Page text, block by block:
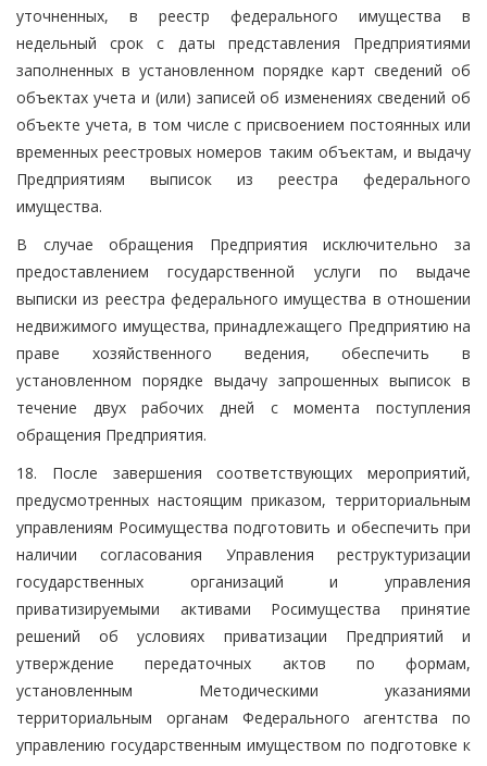
уточненных, в реестр федерального имущества в
недельный срок с даты представления Предприятиями
заполненных в установленном порядке карт сведений об
объектах учета и (или) записей об изменениях сведений об
объекте учета, в том числе с присвоением постоянных или
временных реестровых номеров таким объектам, и выдачу
Предприятиям выписок из реестра федерального
имущества.
В случае обращения Предприятия исключительно за
предоставлением государственной услуги по выдаче
выписки из реестра федерального имущества в отношении
недвижимого имущества, принадлежащего Предприятию на
праве хозяйственного ведения, обеспечить в
установленном порядке выдачу запрошенных выписок в
течение двух рабочих дней с момента поступления
обращения Предприятия.
18. После завершения соответствующих мероприятий,
предусмотренных настоящим приказом, территориальным
управлениям Росимущества подготовить и обеспечить при
наличии согласования Управления реструктуризации
государственных организаций и управления
приватизируемыми активами Росимущества принятие
решений об условиях приватизации Предприятий и
утверждение передаточных актов по формам,
установленным Методическими указаниями
территориальным органам Федерального агентства по
управлению государственным имуществом по подготовке к